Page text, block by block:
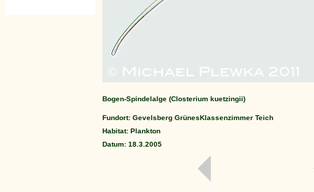
Bogen-Spindelalge (Closterium kuetzingii)
Fundort: Gevelsberg GrünesKlassenzimmer Teich
Habitat: Plankton
Datum: 18.3.2005